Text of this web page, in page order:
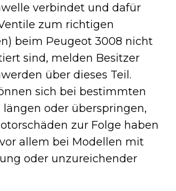
verbindet und dafür
zum richtigen
beim Peugeot 3008 nicht
sind, melden Besitzer
über dieses Teil.
sich bei bestimmten
oder überspringen,
zur Folge haben
allem bei Modellen mit
oder unzureichender